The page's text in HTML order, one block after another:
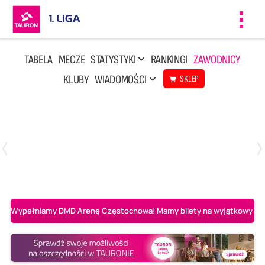
TABELA MECZE STATYSTYKI RANKINGI ZAWODNICY
KLUBY WIADOMOŚCI SKLEP
Wypełniamy DMD Arenę Częstochowa! Mamy bilety na wyjątkowy